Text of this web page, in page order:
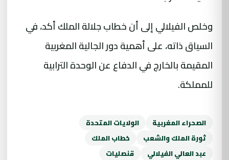
وخلص الفيلالي إلى أن خطاب جلالة الملك أكد، في
السياق ذاته، على أهمية دور الجالية المغربية
المقيمة بالخارج في الدفاع عن الوحدة الترابية
للمملكة.
الصحراء المغربية
الولايات المتحدة
ثورة الملك والشعب
خطاب الملك
عبد العالي الفيلالي
قنصليات